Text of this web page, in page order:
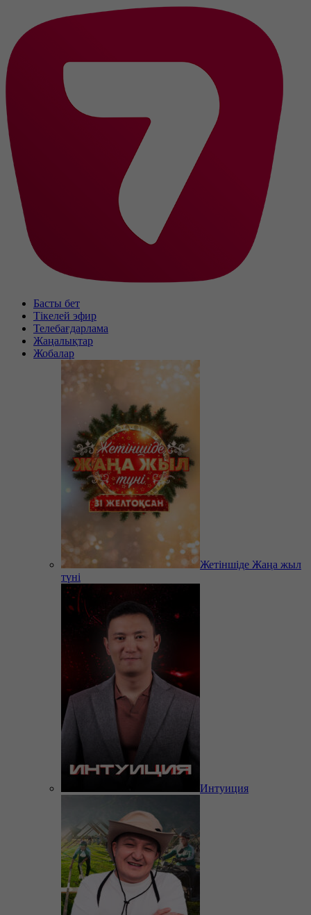
Басты бет
Тікелей эфир
Телебағдарлама
Жаңалықтар
Жобалар
Жетіншіде Жаңа жыл
түні
Интуиция